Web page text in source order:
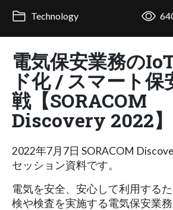
Technology
電気保安業務の
ド化 / スマート保
戦【SORACOM
Discovery 2022】
2022年7月7日 SORACOM
セッション資料です。
電気を安全、安心して利用する
検や検査を実施する電気保安業務